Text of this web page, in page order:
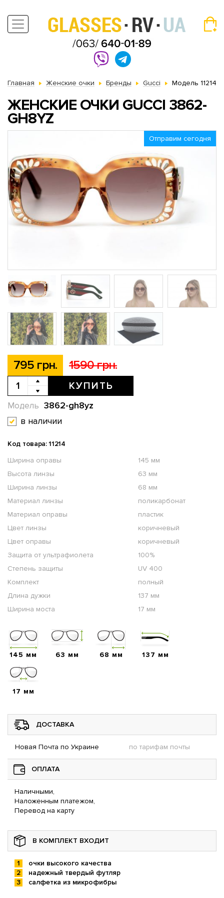
Главная Женские очки Бренды Gucci Модель 11214
ЖЕНСКИЕ ОЧКИ GUCCI 3862-
GH8YZ
Отправим сегодня
795 грн. 1590 грн.
КУПИТЬ
3862-gh8yz
Модель
в наличии
Код товара: 11214
Ширина оправы
145 мм
Высота линзы
63 мм
Ширина линзы
68 мм
Материал линзы
поликарбонат
Материал оправы
пластик
Цвет линзы
коричневый
Цвет оправы
коричневый
Защита от ультрафиолета
100%
Степень защиты
UV 400
Комплект
полный
Длина дужки
137 мм
Ширина моста
17 мм
145 мм 63 мм 68 мм 137 мм
17 мм
ДОСТАВКА
Новая Почта по Украине по тарифам почты
ОПЛАТА
Наличными,
Наложенным платежом,
Перевод на карту
В КОМПЛЕКТ ВХОДИТ
очки высокого качества
надежный твердый футляр
салфетка из микрофибры